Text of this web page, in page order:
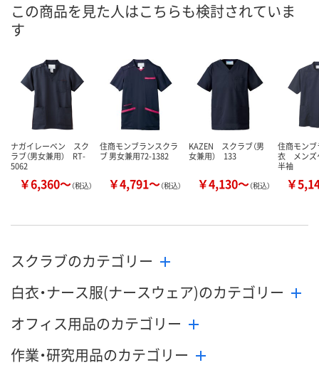
お届け日
数量
カゴへ
数量
カゴへ カ
この商品を見た人はこちらも検討されていま
す
ナガイレーベン スク
ラブ（男女兼用） RT-
5062
￥6,360～（税込）
住商モンブランスクラ
ブ 男女兼用72-1382
￥4,791～（税込）
KAZEN スクラブ（男
女兼用） 133
￥4,130～（税込）
住商モン
衣 メン
半袖
￥
スクラブのカテゴリー
白衣・ナース服(ナースウェア)のカテゴリー
オフィス用品のカテゴリー
作業・研究用品のカテゴリー